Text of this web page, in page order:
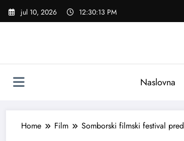
Skoči
jul 10, 2026 12:30:14 PM
Naslovna
Home Film Somborski filmski festival